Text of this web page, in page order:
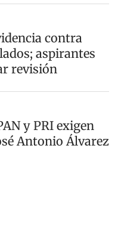
contra
aspirantes
revisión
y PRI exigen
Antonio Álvarez